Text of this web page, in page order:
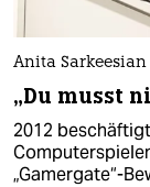
Anita
„Du musst
2012
„Gamergate“-